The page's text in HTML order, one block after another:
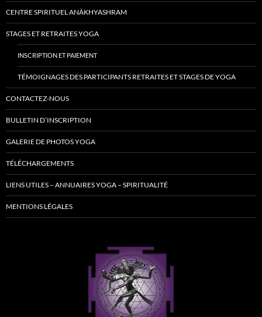
CENTRE SPIRITUEL ANÂKHYASHRAM
STAGES ET RETRAITES YOGA
INSCRIPTION ET PAIEMENT
TÉMOIGNAGES DES PARTICIPANTS RETRAITES ET STAGES DE YOGA
CONTACTEZ-NOUS
BULLETIN D’INSCRIPTION
GALERIE DE PHOTOS YOGA
TÉLÉCHARGEMENTS
LIENS UTILES – ANNUAIRES YOGA – SPIRITUALITÉ
MENTIONS LÉGALES